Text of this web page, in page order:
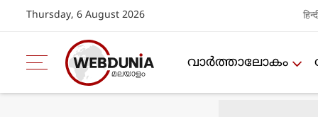
Thursday, 6 August 2026
വാര്‍ത്താലോകം